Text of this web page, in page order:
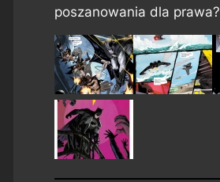
poszanowania dla prawa?